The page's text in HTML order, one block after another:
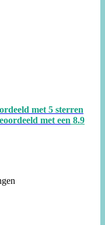
met 5 sterren
met een 8.9